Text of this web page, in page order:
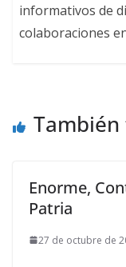
informativos de
colaboraciones
Enorme,
Patria
27 de octubre de